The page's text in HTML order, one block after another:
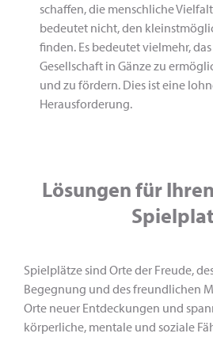
schaffen, die menschliche
bedeutet nicht, den
finden. Es bedeutet vielmehr,
Gesellschaft in Gänze zu
und zu för­dern. Dies ist eine
Herausforderung.
Lösungen für
Spielplätze sind Orte der Freude,
Begegnung und des freundlichen
Orte neuer Entde­ckungen und
körperliche, mentale und soziale